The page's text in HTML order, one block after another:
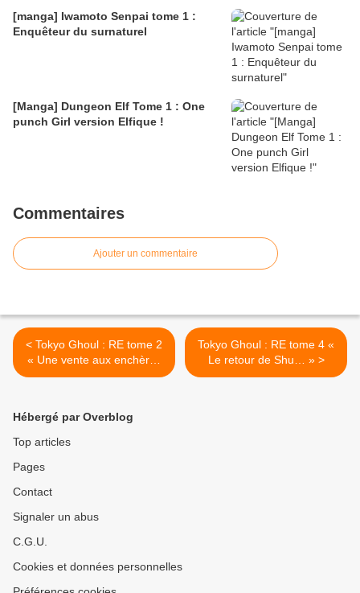
[manga] Iwamoto Senpai tome 1 :
Enquêteur du surnaturel
[Manga] Dungeon Elf Tome 1 : One
punch Girl version Elfique !
Commentaires
Ajouter un commentaire
< Tokyo Ghoul : RE tome 2
« Une vente aux enchères
qui tourne mal… »
Tokyo Ghoul : RE tome 4 «
Le retour de Shu… » >
Hébergé par Overblog
Top articles
Pages
Contact
Signaler un abus
C.G.U.
Cookies et données personnelles